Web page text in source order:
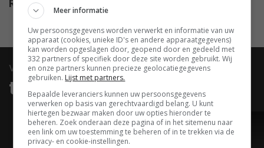
Release
video
trailers & clips
TRAILER
Meer informatie
Uw persoonsgegevens worden verwerkt en informatie van uw
apparaat (cookies, unieke ID's en andere apparaatgegevens)
kan worden opgeslagen door, geopend door en gedeeld met
332 partners of specifiek door deze site worden gebruikt. Wij
en onze partners kunnen precieze geolocatiegegevens
gebruiken. Lijst met partners.
Bepaalde leveranciers kunnen uw persoonsgegevens
verwerken op basis van gerechtvaardigd belang. U kunt
hiertegen bezwaar maken door uw opties hieronder te
beheren. Zoek onderaan deze pagina of in het sitemenu naar
een link om uw toestemming te beheren of in te trekken via de
privacy- en cookie-instellingen.